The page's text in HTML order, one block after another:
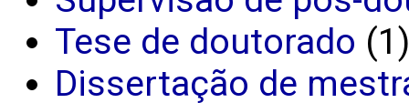
Tese de doutorado (1)
Dissertação de